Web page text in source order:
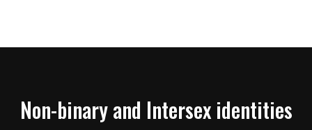
Non-binary and Intersex identities